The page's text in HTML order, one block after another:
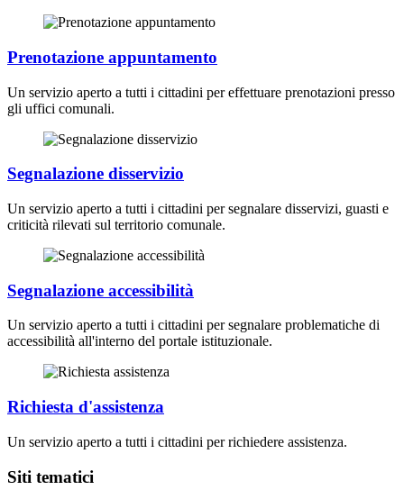
Prenotazione appuntamento
Un servizio aperto a tutti i cittadini per effettuare prenotazioni presso
gli uffici comunali.
Segnalazione disservizio
Un servizio aperto a tutti i cittadini per segnalare disservizi, guasti e
criticità rilevati sul territorio comunale.
Segnalazione accessibilità
Un servizio aperto a tutti i cittadini per segnalare problematiche di
accessibilità all'interno del portale istituzionale.
Richiesta d'assistenza
Un servizio aperto a tutti i cittadini per richiedere assistenza.
Siti tematici